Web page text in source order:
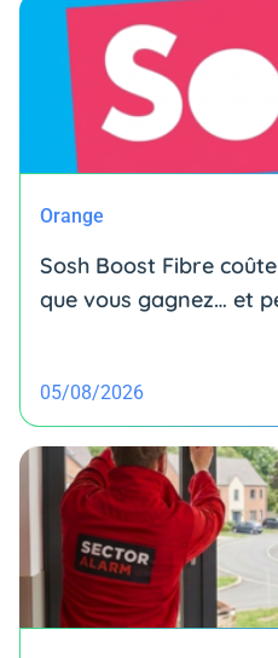
Orange
Sosh Boost Fibre
que vous gagnez… et
05/08/2026